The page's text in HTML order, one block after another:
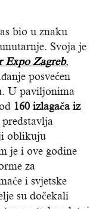
bio u znaku
Svoja je
Expo Zagreb,
posvećen
U paviljonima
160 izlagača iz
oblikuju
je i ove godine
za
i svjetske
su dočekali